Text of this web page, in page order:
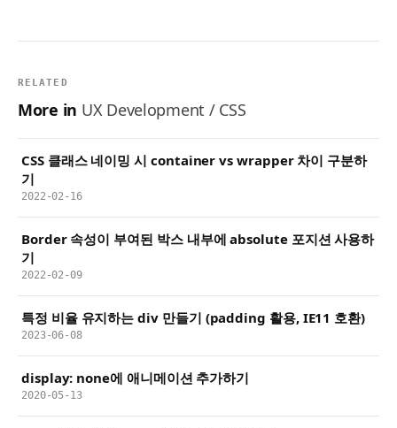
RELATED
More in UX Development / CSS
CSS 클래스 네이밍 시 container vs wrapper 차이 구분하
기
2022-02-16
Border 속성이 부여된 박스 내부에 absolute 포지션 사용하
기
2022-02-09
특정 비율 유지하는 div 만들기 (padding 활용, IE11 호환)
2023-06-08
display: none에 애니메이션 추가하기
2020-05-13